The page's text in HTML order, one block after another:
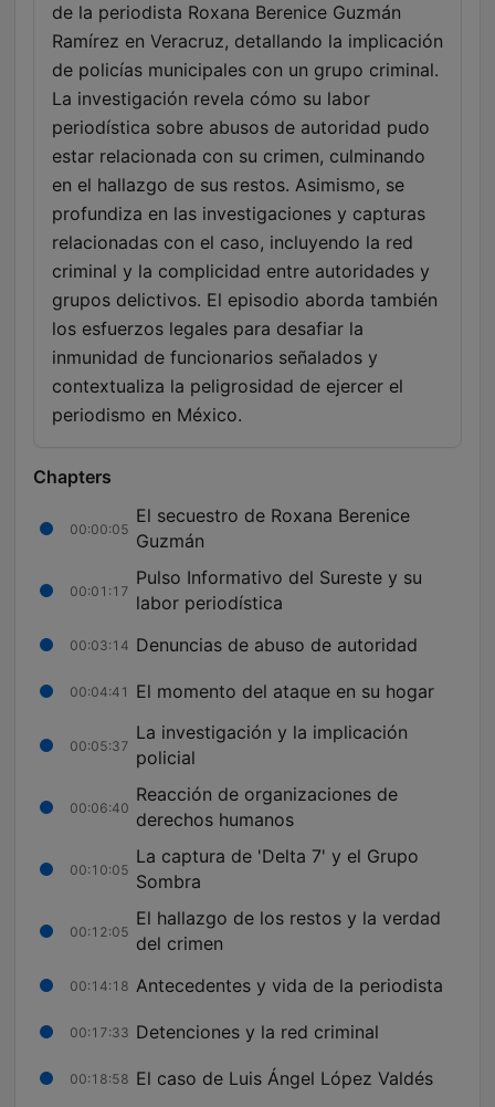
de la periodista Roxana Berenice Guzmán
Ramírez en Veracruz, detallando la implicación
de policías municipales con un grupo criminal.
La investigación revela cómo su labor
periodística sobre abusos de autoridad pudo
estar relacionada con su crimen, culminando
en el hallazgo de sus restos. Asimismo, se
profundiza en las investigaciones y capturas
relacionadas con el caso, incluyendo la red
criminal y la complicidad entre autoridades y
grupos delictivos. El episodio aborda también
los esfuerzos legales para desafiar la
inmunidad de funcionarios señalados y
contextualiza la peligrosidad de ejercer el
periodismo en México.
Chapters
00:00:05
El secuestro de Roxana Berenice
Guzmán
00:01:17
Pulso Informativo del Sureste y su
labor periodística
00:03:14 Denuncias de abuso de autoridad
00:04:41 El momento del ataque en su hogar
00:05:37
La investigación y la implicación
policial
00:06:40
Reacción de organizaciones de
derechos humanos
00:10:05
La captura de 'Delta 7' y el Grupo
Sombra
00:12:05
El hallazgo de los restos y la verdad
del crimen
00:14:18 Antecedentes y vida de la periodista
00:17:33 Detenciones y la red criminal
00:18:58 El caso de Luis Ángel López Valdés